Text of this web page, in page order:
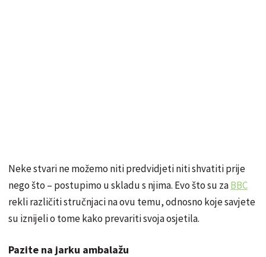
Neke stvari ne možemo niti predvidjeti niti shvatiti prije
nego što – postupimo u skladu s njima. Evo što su zaBBC
rekli različiti stručnjaci na ovu temu, odnosno koje savjete
su iznijeli o tome kako prevariti svoja osjetila.
Pazite na jarku ambalažu